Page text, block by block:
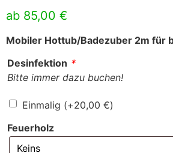
basierend
Kundenbewertung
ab 85,00 €
Mobiler Hottub/Badezuber 2m für
Desinfektion *
Bitte immer dazu buchen!
Einmalig (+20,00 €)
Feuerholz